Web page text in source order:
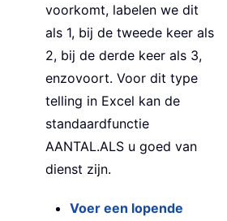
voorkomt, labelen we dit
als 1, bij de tweede keer als
2, bij de derde keer als 3,
enzovoort. Voor dit type
telling in Excel kan de
standaardfunctie
AANTAL.ALS u goed van
dienst zijn.
Voer een lopende